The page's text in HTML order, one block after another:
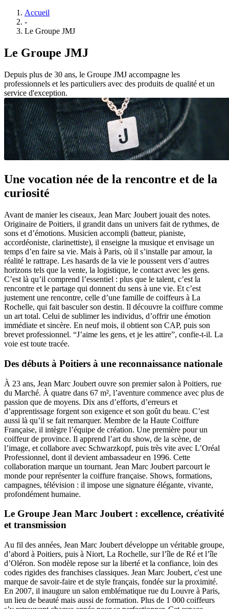
Accueil
-
Le Groupe JMJ
Le Groupe JMJ
Depuis plus de 30 ans, le Groupe JMJ accompagne les
professionnels et les particuliers avec des produits de qualité et un
service d'exception.
Une vocation née de la rencontre et de la
curiosité
Avant de manier les ciseaux, Jean Marc Joubert jouait des notes.
Originaire de Poitiers, il grandit dans un univers fait de rythmes, de
sons et d’émotions. Musicien accompli (batteur, pianiste,
accordéoniste, clarinettiste), il enseigne la musique et envisage un
temps d’en faire sa vie. Mais à Paris, où il s’installe par amour, la
réalité le rattrape. Les hasards de la vie le poussent vers d’autres
horizons tels que la vente, la logistique, le contact avec les gens.
C’est là qu’il comprend l’essentiel : plus que le talent, c’est la
rencontre et le partage qui donnent du sens à une vie. Et c’est
justement une rencontre, celle d’une famille de coiffeurs à La
Rochelle, qui fait basculer son destin. Il découvre la coiffure comme
un art total. Celui de sublimer les individus, d’offrir une émotion
immédiate et sincère. En neuf mois, il obtient son CAP, puis son
brevet professionnel. “J’aime les gens, et je les attire”, confie-t-il. La
voie est toute tracée.
Des débuts à Poitiers à une reconnaissance nationale
À 23 ans, Jean Marc Joubert ouvre son premier salon à Poitiers, rue
du Marché. À quatre dans 67 m², l’aventure commence avec plus de
passion que de moyens. Dix ans d’efforts, d’erreurs et
d’apprentissage forgent son exigence et son goût du beau. C’est
aussi là qu’il se fait remarquer. Membre de la Haute Coiffure
Française, il intègre l’équipe de création. Une première pour un
coiffeur de province. Il apprend l’art du show, de la scène, de
l’image, et collabore avec Schwarzkopf, puis très vite avec L’Oréal
Professionnel, dont il devient ambassadeur en 1996. Cette
collaboration marque un tournant. Jean Marc Joubert parcourt le
monde pour représenter la coiffure française. Shows, formations,
campagnes, télévision : il impose une signature élégante, vivante,
profondément humaine.
Le Groupe Jean Marc Joubert : excellence, créativité
et transmission
Au fil des années, Jean Marc Joubert développe un véritable groupe,
d’abord à Poitiers, puis à Niort, La Rochelle, sur l’île de Ré et l’île
d’Oléron. Son modèle repose sur la liberté et la confiance, loin des
codes rigides des franchises classiques. Jean Marc Joubert, c'est une
marque de savoir-faire et de style français, fondée sur la proximité.
En 2007, il inaugure un salon emblématique rue du Louvre à Paris,
un lieu de beauté mais aussi de formation. Plus de 1 000 coiffeurs